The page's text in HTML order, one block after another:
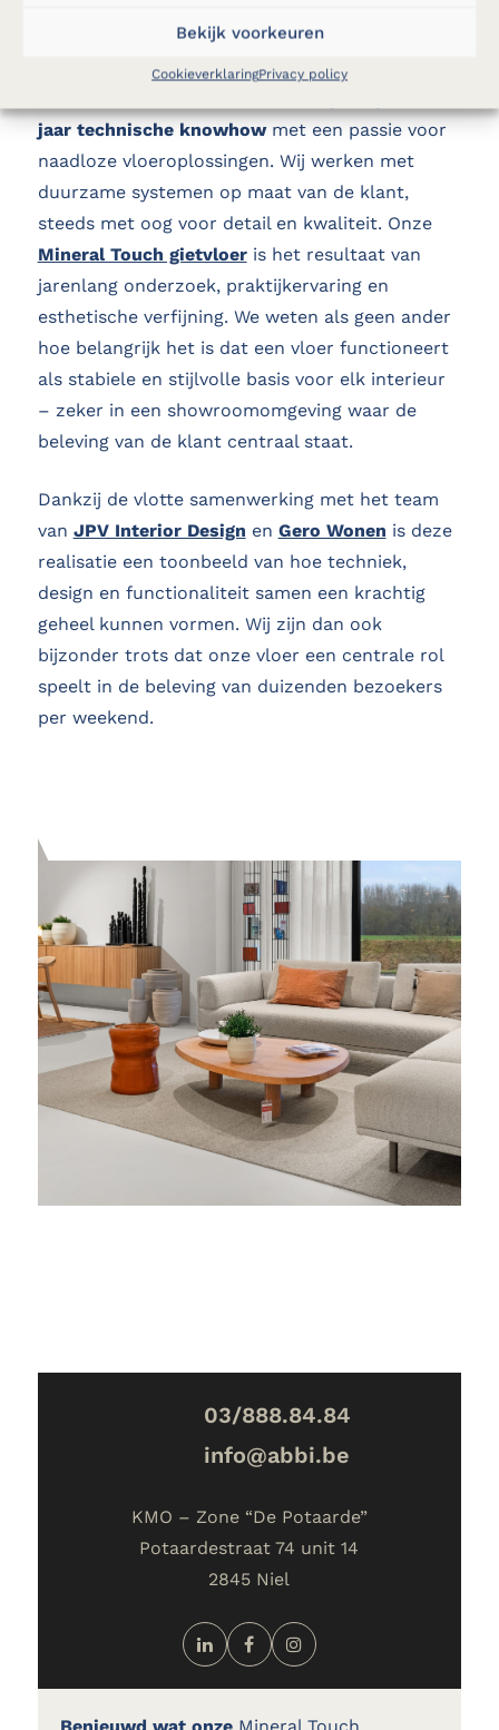
Bekijk voorkeuren
CookieverklaringPrivacy policy
jaar technische knowhowmet een passie voor
naadloze vloeroplossingen. Wij werken met
duurzame systemen op maat van de klant,
steeds met oog voor detail en kwaliteit. Onze
Mineral Touch gietvloeris het resultaat van
jarenlang onderzoek, praktijkervaring en
esthetische verfijning. We weten als geen ander
hoe belangrijk het is dat een vloer functioneert
als stabiele en stijlvolle basis voor elk interieur
– zeker in een showroomomgeving waar de
beleving van de klant centraal staat.
Dankzij de vlotte samenwerking met het team
van JPV Interior Design en Gero Wonen is deze
realisatie een toonbeeld van hoe techniek,
design en functionaliteit samen een krachtig
geheel kunnen vormen. Wij zijn dan ook
bijzonder trots dat onze vloer een centrale rol
speelt in de beleving van duizenden bezoekers
per weekend.
03/888.84.84
info@abbi.be
KMO – Zone “De Potaarde”
Potaardestraat 74 unit 14
2845 Niel